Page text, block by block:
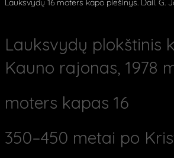
Lauksvydų plokštinis
Kauno rajonas, 1978
moters kapas 16
350–450 metai po